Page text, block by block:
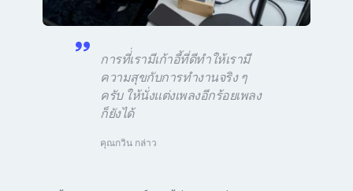
การที่่เรามีเก้าอี้ที่ดีทำให้เรามี
ความสุขกับการทำงานจริง ๆ
ครับ ให้นั่งแต่งเพลงอีกร้อยเพลง
ก็ยังได้
คุณกวิน กล่าว